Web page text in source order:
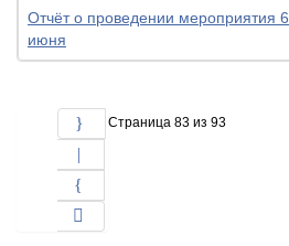
Отчёт о проведении мероприятия 6
июня
Страница 83 из 93